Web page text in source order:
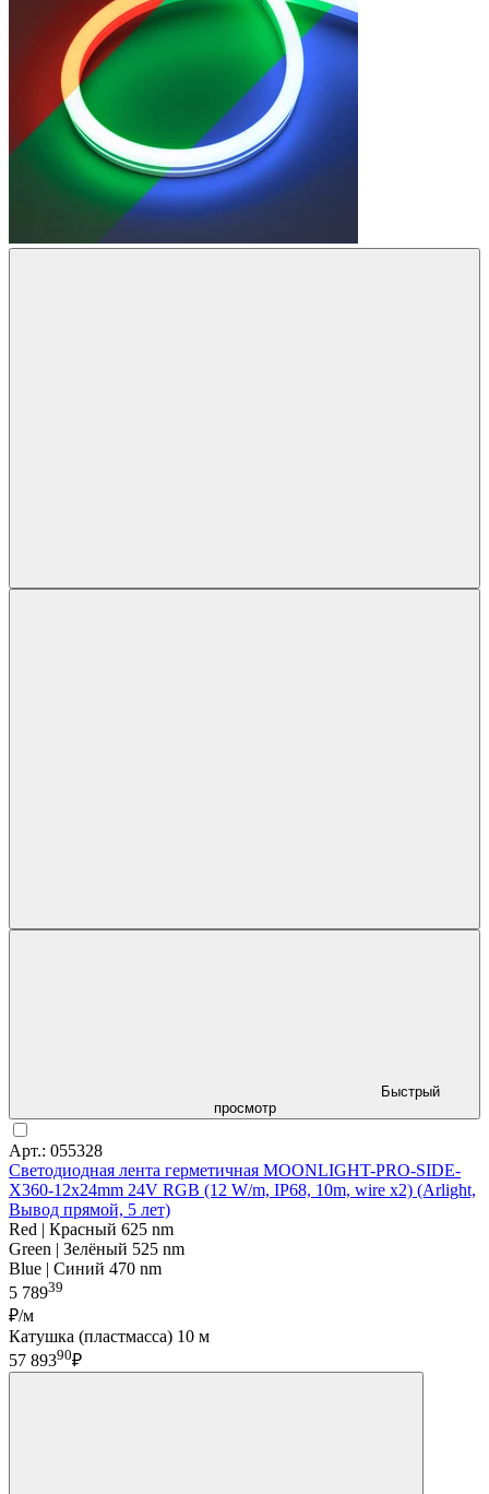
Быстрый
просмотр
Арт.: 055328
Светодиодная лента герметичная MOONLIGHT-PRO-SIDE-
X360-12x24mm 24V RGB (12 W/m, IP68, 10m, wire x2) (Arlight,
Вывод прямой, 5 лет)
Red | Красный 625 nm
Green | Зелёный 525 nm
Blue | Синий 470 nm
5 78939
₽/м
Катушка (пластмасса) 10 м
57 89390₽